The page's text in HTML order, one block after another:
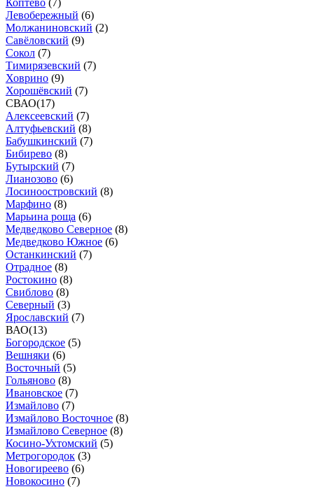
Левобережный (6)
Молжаниновский (2)
Савёловский (9)
Сокол (7)
Тимирязевский (7)
Ховрино (9)
Хорошёвский (7)
СВАО(17)
Алексеевский (7)
Алтуфьевский (8)
Бабушкинский (7)
Бибирево (8)
Бутырский (7)
Лианозово (6)
Лосиноостровский (8)
Марфино (8)
Марьина роща (6)
Медведково Северное (8)
Медведково Южное (6)
Останкинский (7)
Отрадное (8)
Ростокино (8)
Свиблово (8)
Северный (3)
Ярославский (7)
ВАО(13)
Богородское (5)
Вешняки (6)
Восточный (5)
Гольяново (8)
Ивановское (7)
Измайлово (7)
Измайлово Восточное (8)
Измайлово Северное (8)
Косино-Ухтомский (5)
Метрогородок (3)
Новогиреево (6)
Новокосино (7)